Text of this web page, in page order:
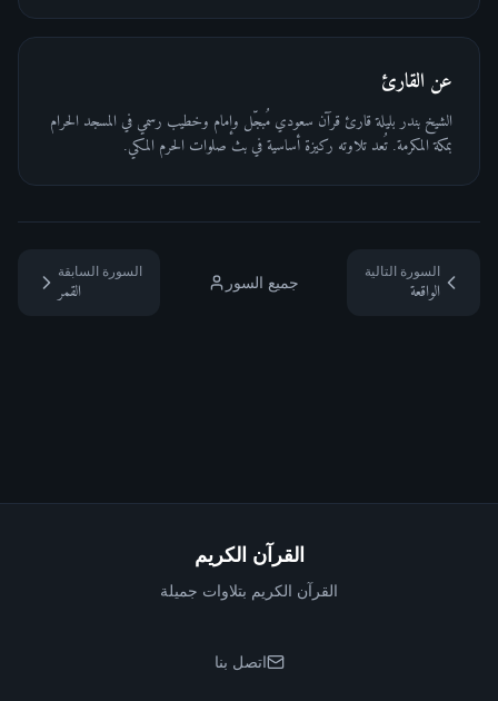
عن القارئ
الشيخ بندر بليلة قارئ قرآن سعودي مُبجّل وإمام وخطيب رسمي في المسجد الحرام
بمكة المكرمة. تُعد تلاوته ركيزة أساسية في بث صلوات الحرم المكي.
السورة السابقة
القمر
جميع السور
السورة التالية
الواقعة
القرآن الكريم
القرآن الكريم بتلاوات جميلة
اتصل بنا